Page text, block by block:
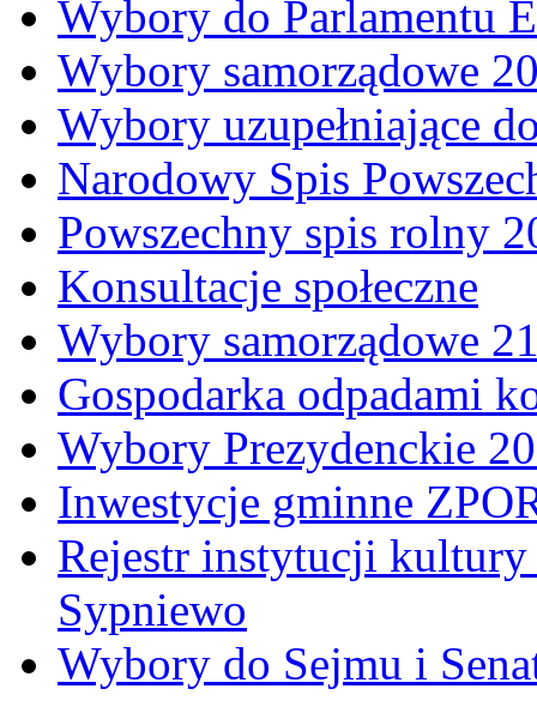
Wybory do Parlamentu
Wybory samorządowe
Wybory uzupełniające
Narodowy Spis
Powszechny spis rolny
Konsultacje społeczne
Wybory samorządowe
Gospodarka odpadami
Wybory Prezydenckie
Inwestycje gminne
Rejestr instytucji
Sypniewo
Wybory do Sejmu i